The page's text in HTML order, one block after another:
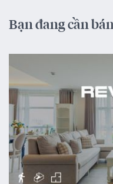
Bạn đang cần